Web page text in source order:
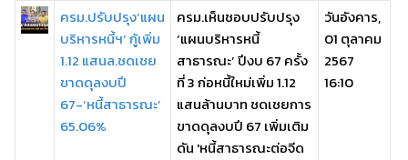
ครม.ปรับปรุง‘แผน
บริหารหนี้ฯ’ กู้เพิ่ม
1.12 แสนล.ชดเชย
ขาดดุลงบปี
67-‘หนี้สาธารณะ’
65.06%
ครม.เห็นชอบปรับปรุง
‘แผนบริหารหนี้
สาธารณะ’ ปีงบ 67 ครั้ง
ที่ 3 ก่อหนี้ใหม่เพิ่ม 1.12
แสนล้านบาท ชดเชยการ
ขาดดุลงบปี 67 เพิ่มเติม
ดัน 'หนี้สาธารณะต่อจีด
วันอังคาร,
01 ตุลาคม
2567
16:10